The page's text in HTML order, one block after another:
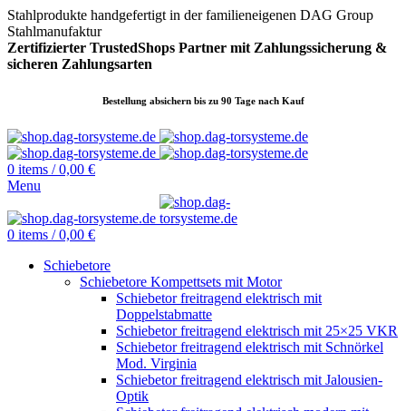
Stahlprodukte handgefertigt in der familieneigenen DAG Group
Stahlmanufaktur
Zertifizierter TrustedShops Partner mit Zahlungssicherung &
sicheren Zahlungsarten
Bestellung absichern bis zu 90 Tage nach Kauf
0 items / 0,00 €
Menu
0 items / 0,00 €
Schiebetore
Schiebetore Kompettsets mit Motor
Schiebetor freitragend elektrisch mit
Doppelstabmatte
Schiebetor freitragend elektrisch mit 25×25 VKR
Schiebetor freitragend elektrisch mit Schnörkel
Mod. Virginia
Schiebetor freitragend elektrisch mit Jalousien-
Optik